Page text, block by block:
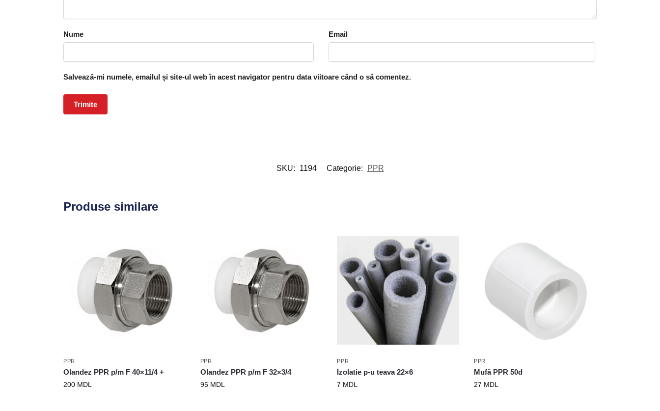
Nume Email
Salvează-mi numele, emailul și site-ul web în acest navigator pentru data viitoare când o să comentez.
SKU: 1194 Categorie: PPR
Produse similare
PPR
Olandez PPR p/m F 40×11/4 +
200 MDL
PPR
Olandez PPR p/m F 32×3/4
95 MDL
PPR
Izolatie p-u teava 22×6
7 MDL
PPR
Mufă PPR 50d
27 MDL